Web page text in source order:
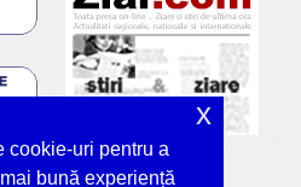
cookie-uri pentru a
bună experiență
x